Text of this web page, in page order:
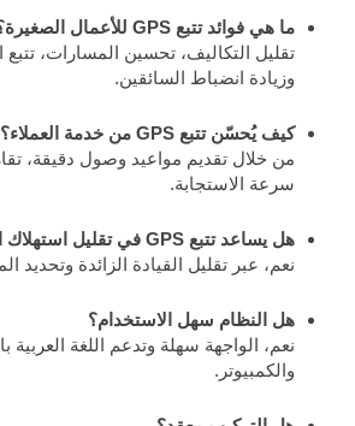
ما هي فوائد تتبع GPS للأعمال الصغيرة؟
تقليل التكاليف، تحسين المسارات،
وزيادة انضباط السائقين.
كيف يُحسّن تتبع GPS من خدمة العملاء؟
من خلال تقديم مواعيد وصول دقيقة،
سرعة الاستجابة.
هل يساعد تتبع GPS في تقليل استهلاك الوقود؟
نعم، عبر تقليل القيادة الزائدة وتحديد
هل النظام سهل الاستخدام؟
نعم، الواجهة سهلة وتدعم اللغة العربية
والكمبيوتر.